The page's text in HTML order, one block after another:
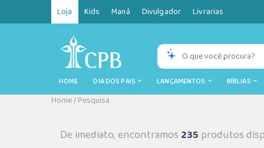
Loja Kids Maná Divulgador Livrarias
HOME DIA DOS PAIS LANÇAMENTOS BÍBLIAS
Home/Pesquisa
De imediato, encontramos 235 produtos